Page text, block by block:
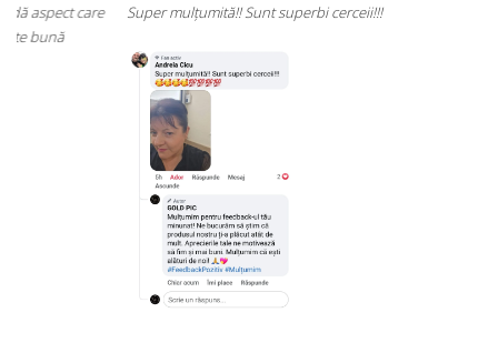
Super mulțumită!! Sunt superbi cerceii!!!